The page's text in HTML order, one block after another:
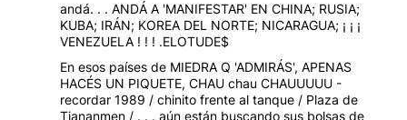
andá. . . ANDÁ A 'MANIFESTAR' EN CHINA; RUSIA;
KUBA; IRÁN; KOREA DEL NORTE; NICARAGUA; ¡ ¡ ¡
VENEZUELA ! ! ! .ELOTUDE$
En esos países de MIEDRA Q 'ADMIRÁS', APENAS
HACÉS UN PIQUETE, CHAU chau CHAUUUUU -
recordar 1989 / chinito frente al tanque / Plaza de
Tiananmen / . . . aún están buscando sus bolsas de